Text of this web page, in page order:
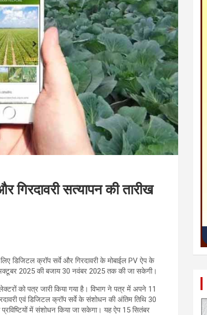
सत्यापन की तारीख
डिजिटल क्रॉप सर्वे और गिरदावरी के मोबाईल PV ऐप के
2025 की बजाय 30 नवंबर 2025 तक की जा सकेगी।
को पत्र जारी किया गया है। विभाग ने पत्र में अपने 11
एवं डिजिटल क्रॉप सर्वे के संशोधन की अंतिम तिथि 30
में संशोधन किया जा सकेगा। यह ऐप 15 सितंबर